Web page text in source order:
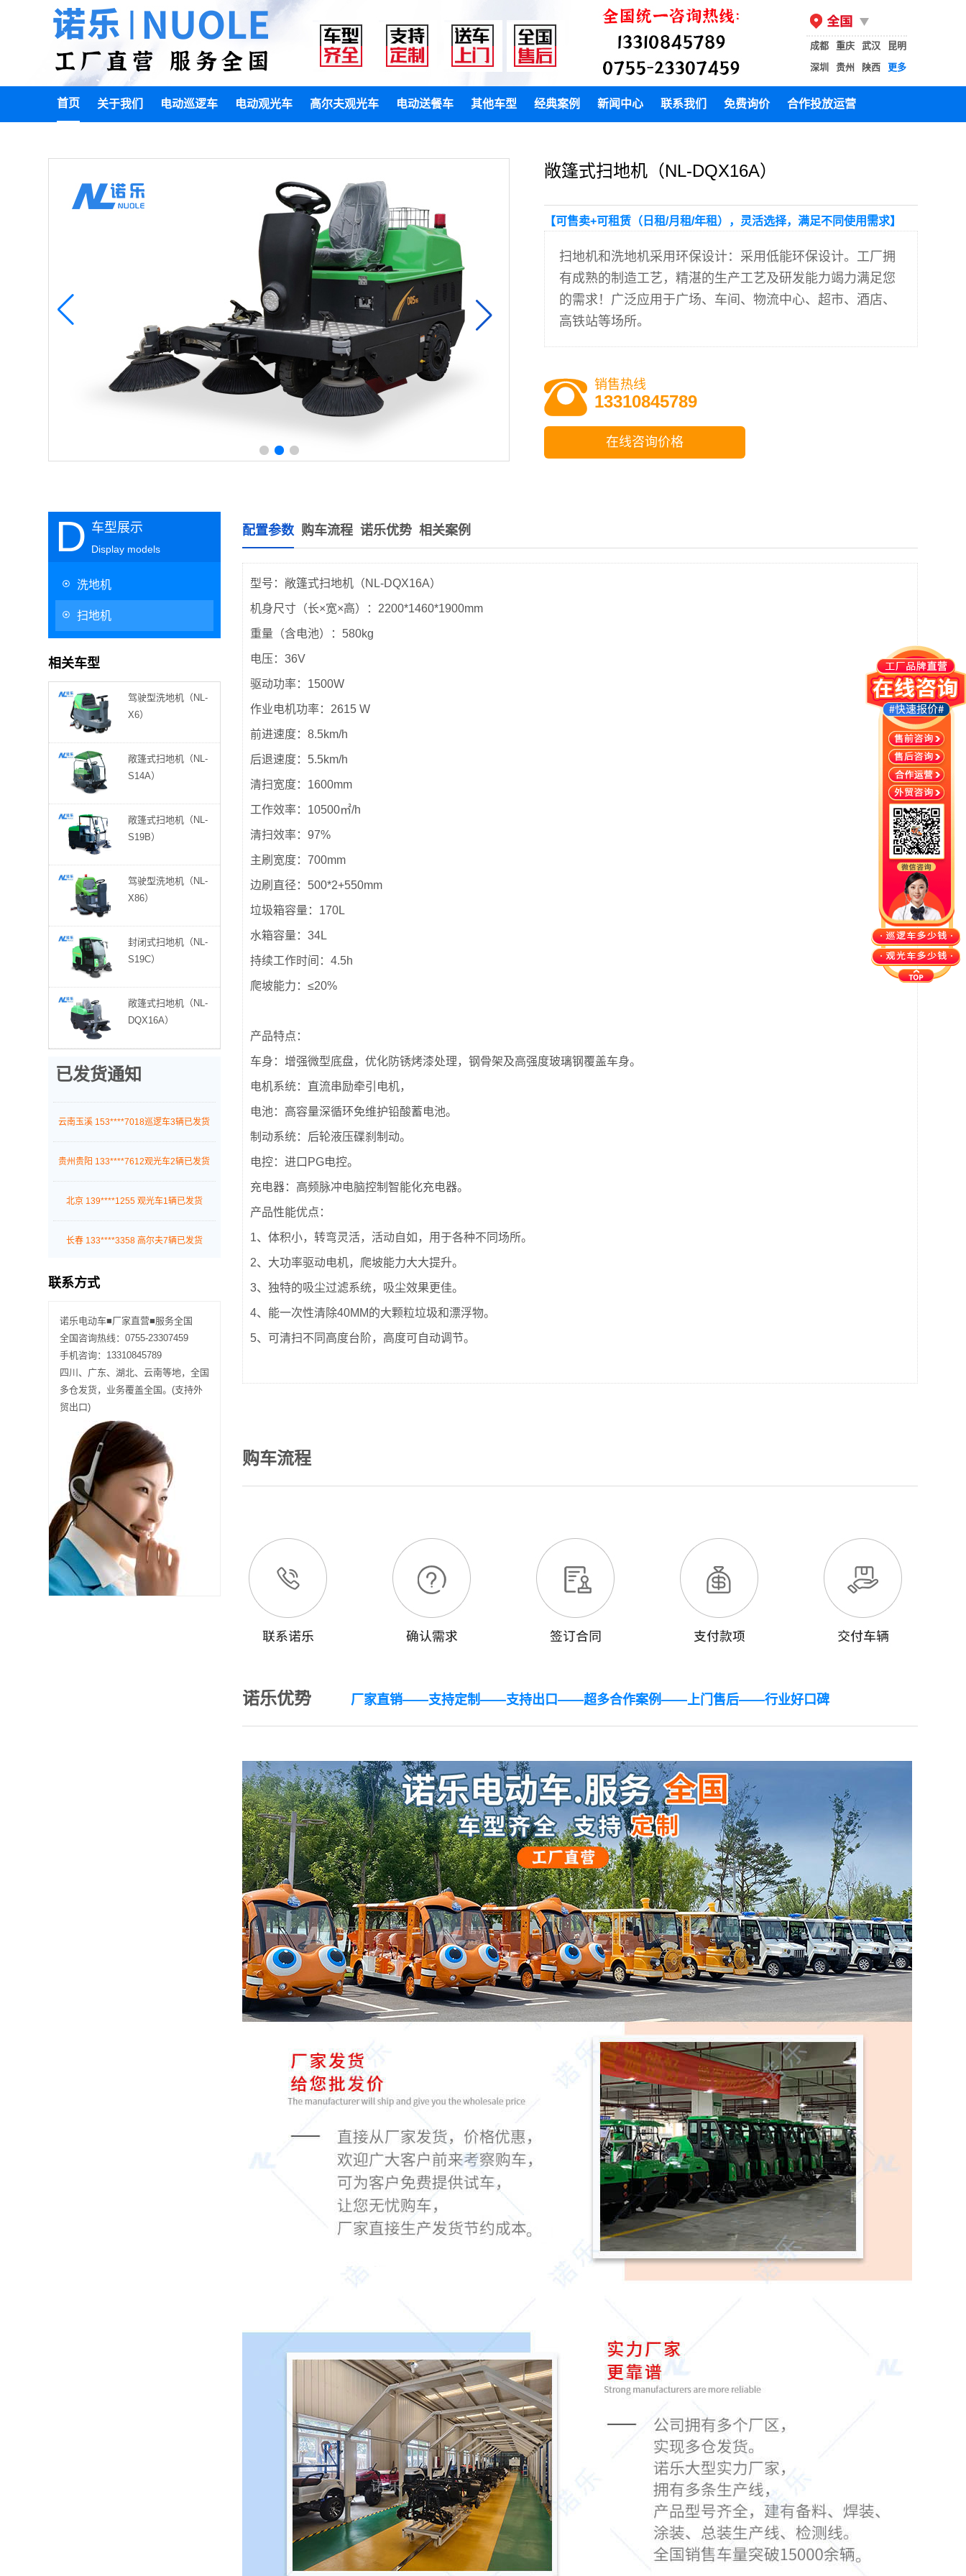
成都 重庆 武汉
昆明
深圳
贵州 陕西 更多
首页 关于我们 电动巡逻车 电动观光车 高尔夫观光车 电动送餐车 其他车型 经典案例 新闻中心 联系我们 免费询价 合作投放运营
敞篷式扫地机（NL-DQX16A）
【可售卖+可租赁（日租/月租/年租），灵活选择，满足不同使用需求】
扫地机和洗地机采用环保设计：采用低能环保设计。工厂拥
有成熟的制造工艺，精湛的生产工艺及研发能力竭力满足您
的需求！广泛应用于广场、车间、物流中心、超市、酒店、
高铁站等场所。
销售热线
13310845789
在线咨询价格
D 车型展示
Display models
洗地机
扫地机
相关车型
驾驶型洗地机（NL-
X6）
敞篷式扫地机（NL-
S14A）
敞篷式扫地机（NL-
S19B）
驾驶型洗地机（NL-
X86）
封闭式扫地机（NL-
S19C）
敞篷式扫地机（NL-
DQX16A）
已发货通知
湖北黄石 187****5343观光车8辆已发货
广西136****5513垃圾驳运车3辆已发货
重庆江北 177****8554巡逻车1辆已发货
贵州173****1171电动货车1辆已发货
广东茂名 183****9812观光车4辆已发货
贵州毕节 139****8122观光车1辆已发货
云南玉溪 153****7018巡逻车3辆已发货
贵州贵阳 133****7612观光车2辆已发货
北京 139****1255 观光车1辆已发货
长春 133****3358 高尔夫7辆已发货
广东深圳 183****9821 观光车11辆已发货
贵阳 131****3578 巡逻车4辆已发货
广东深圳 177****1245 巡逻车12辆已发货
广东深圳 187****7882 消防车2辆已发货
广东深圳 155****2004 巡逻车10辆已发货
广东深圳 188****7888 观光车2辆已发货
广东深圳 137****2788 巡逻车7辆已发货
四川成都 136****0045 扫地车15辆已发货
广东佛山 134****2010 观光车2辆已发货
联系方式
诺乐电动车■厂家直营■服务全国
全国咨询热线：0755-23307459
手机咨询：13310845789
四川、广东、湖北、云南等地，全国
多仓发货，业务覆盖全国。(支持外
贸出口)
配置参数 购车流程 诺乐优势 相关案例
型号：敞篷式扫地机（NL-DQX16A）
机身尺寸（长×宽×高）：2200*1460*1900mm
重量（含电池）：580kg
电压：36V
驱动功率：1500W
作业电机功率：2615 W
前进速度：8.5km/h
后退速度：5.5km/h
清扫宽度：1600mm
工作效率：10500㎡/h
清扫效率：97%
主刷宽度：700mm
边刷直径：500*2+550mm
垃圾箱容量：170L
水箱容量：34L
持续工作时间：4.5h
爬坡能力：≤20%
产品特点：
车身：增强微型底盘，优化防锈烤漆处理，钢骨架及高强度玻璃钢覆盖车身。
电机系统：直流串励牵引电机，
电池：高容量深循环免维护铅酸蓄电池。
制动系统：后轮液压碟刹制动。
电控：进口PG电控。
充电器：高频脉冲电脑控制智能化充电器。
产品性能优点：
1、体积小，转弯灵活，活动自如，用于各种不同场所。
2、大功率驱动电机，爬坡能力大大提升。
3、独特的吸尘过滤系统，吸尘效果更佳。
4、能一次性清除40MM的大颗粒垃圾和漂浮物。
5、可清扫不同高度台阶，高度可自动调节。
购车流程
诺乐优势 厂家直销——支持定制——支持出口——超多合作案例——上门售后——行业好口碑